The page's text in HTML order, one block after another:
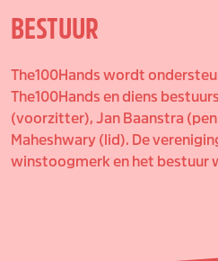
BESTUUR
The100Hands wordt
The100Hands en diens
(voorzitter), Jan Baanstra
Maheshwary (lid). De
winstoogmerk en het bestuur